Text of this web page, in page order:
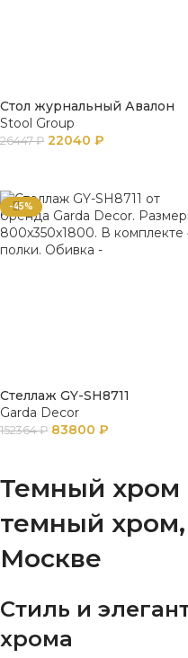
Стол журнальный Авалон
Stool Group
26447₽ 22040 ₽
-45%
Стеллаж GY-SH8711
Garda Decor
152364₽ 83800 ₽
Темный хром
темный хром,
Москве
Стиль и
хрома